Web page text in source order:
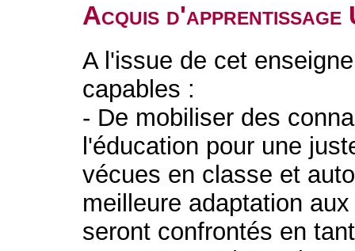
Acquis d'apprentissage
A l'issue de cet
capables :
- De mobiliser des
l'éducation pour une
vécues en classe et
meilleure adaptation
seront confrontés en